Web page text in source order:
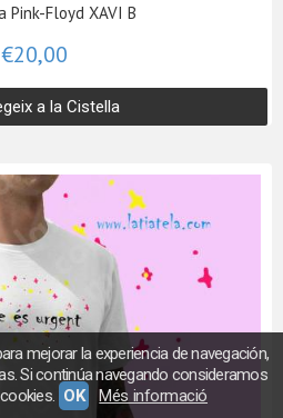
Pink-Floyd XAVI B
€20,00
a la Cistella
mejorar la experiencia de navegación,
Si continúa navegando consideramos
OK Més informació